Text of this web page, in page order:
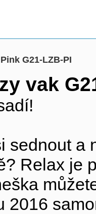
G21-LZB-PI
vak
sednout
Relax je
2016